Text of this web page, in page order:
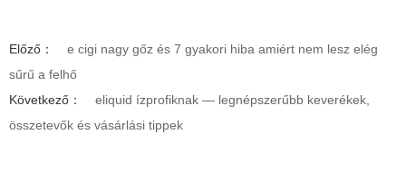
Előző：
e cigi nagy gőz és 7 gyakori hiba amiért nem lesz elég
sűrű a felhő
Következő：
eliquid ízprofiknak — legnépszerűbb keverékek,
összetevők és vásárlási tippek